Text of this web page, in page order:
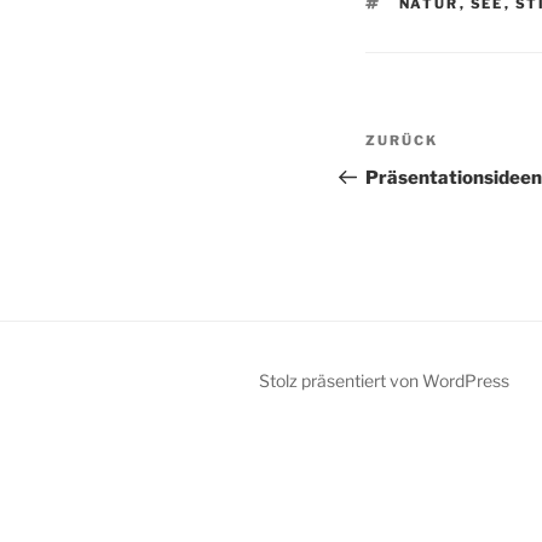
NATUR , SEE ,
Vorheriger
Beitrag
ZURÜCK
Präsentationsideen
Stolz präsentiert von WordPress